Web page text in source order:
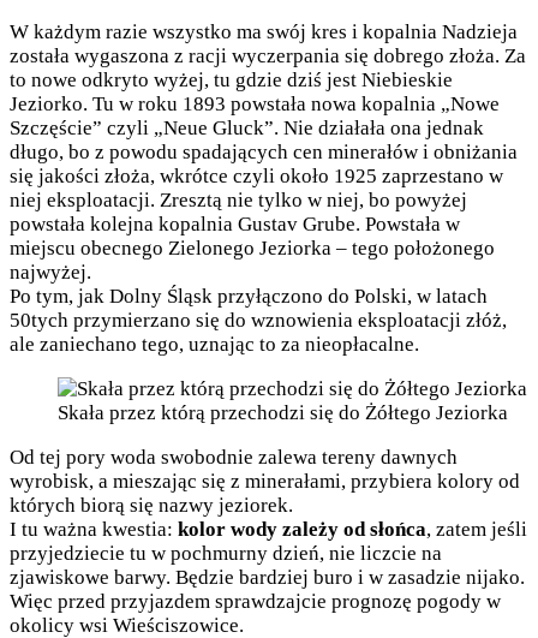
W każdym razie wszystko ma swój kres i kopalnia Nadzieja
została wygaszona z racji wyczerpania się dobrego złoża. Za
to nowe odkryto wyżej, tu gdzie dziś jest Niebieskie
Jeziorko. Tu w roku 1893 powstała nowa kopalnia „Nowe
Szczęście” czyli „Neue Gluck”. Nie działała ona jednak
długo, bo z powodu spadających cen minerałów i obniżania
się jakości złoża, wkrótce czyli około 1925 zaprzestano w
niej eksploatacji. Zresztą nie tylko w niej, bo powyżej
powstała kolejna kopalnia Gustav Grube. Powstała w
miejscu obecnego Zielonego Jeziorka – tego położonego
najwyżej.
Po tym, jak Dolny Śląsk przyłączono do Polski, w latach
50tych przymierzano się do wznowienia eksploatacji złóż,
ale zaniechano tego, uznając to za nieopłacalne.
Skała przez którą przechodzi się do Żółtego Jeziorka
Od tej pory woda swobodnie zalewa tereny dawnych
wyrobisk, a mieszając się z minerałami, przybiera kolory od
których biorą się nazwy jeziorek.
I tu ważna kwestia: kolor wody zależy od słońca, zatem jeśli
przyjedziecie tu w pochmurny dzień, nie liczcie na
zjawiskowe barwy. Będzie bardziej buro i w zasadzie nijako.
Więc przed przyjazdem sprawdzajcie prognozę pogody w
okolicy wsi Wieściszowice.